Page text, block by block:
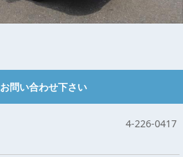
お問い合わせ下さい
4-226-0417